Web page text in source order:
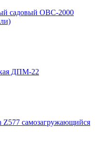
садовый ОВС-2000
ДПМ-22
Z577 самозагружающийся